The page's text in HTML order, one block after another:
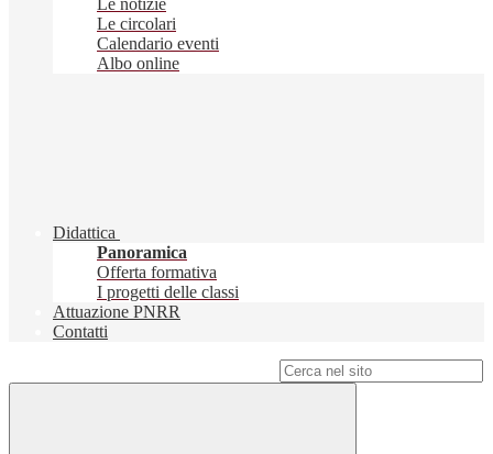
Le notizie
Le circolari
Calendario eventi
Albo online
Didattica
Panoramica
Offerta formativa
I progetti delle classi
Attuazione PNRR
Contatti